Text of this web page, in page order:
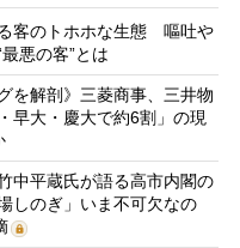
客のトホホな生態 嘔吐や
悪の客”とは
を解剖》三菱商事、三井物
早大・慶大で約6割」の現
中平蔵氏が語る高市内閣の
しのぎ」いま不可欠なの